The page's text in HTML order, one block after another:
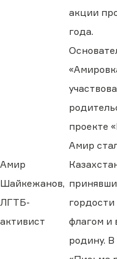
акции
года.
Амир
Шайкежанов,
ЛГТБ-
активист
проекте
Амир
гордости
флагом и
родину.